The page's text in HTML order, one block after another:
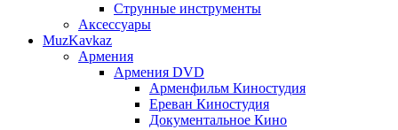
Струнные инструменты
Аксессуары
MuzKavkaz
Армения
Армения DVD
Арменфильм Киностудия
Ереван Киностудия
Документальное Кино